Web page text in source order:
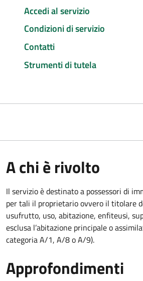
Accedi al servizio
Condizioni di servizio
Contatti
Strumenti di tutela
A chi è rivolto
Il servizio è destinato a possessori di
per tali il proprietario ovvero il titolare
usufrutto, uso, abitazione, enfiteusi,
esclusa l’abitazione principale o
categoria A/1, A/8 o A/9).
Approfondimenti